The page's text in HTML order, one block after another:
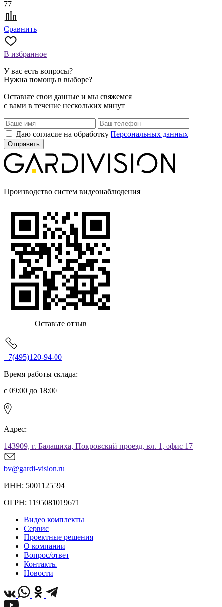
77
Сравнить
В избранное
У вас есть вопросы?
Нужна помощь в выборе?
Оставьте свои данные и мы свяжемся
с вами в течение нескольких минут
Даю согласие на обработку Персональных данных
Производство систем видеонаблюдения
Оставьте отзыв
+7(495)120-94-00
Время работы склада:
с 09:00 до 18:00
Адрес:
143909, г. Балашиха, Покровский проезд, вл. 1, офис 17
bv@gardi-vision.ru
ИНН: 5001125594
ОГРН: 1195081019671
Видео комплекты
Сервис
Проектные решения
О компании
Вопрос/ответ
Контакты
Новости